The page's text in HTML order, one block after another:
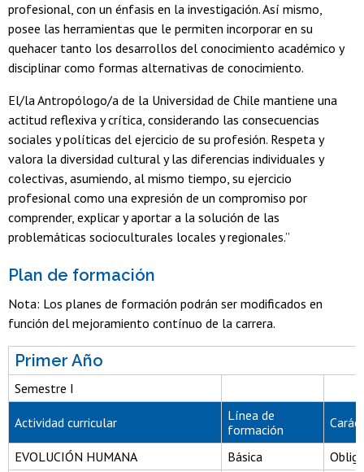
profesional, con un énfasis en la investigación. Así mismo,
posee las herramientas que le permiten incorporar en su
quehacer tanto los desarrollos del conocimiento académico y
disciplinar como formas alternativas de conocimiento.
El/la Antropólogo/a de la Universidad de Chile mantiene una
actitud reflexiva y crítica, considerando las consecuencias
sociales y políticas del ejercicio de su profesión. Respeta y
valora la diversidad cultural y las diferencias individuales y
colectivas, asumiendo, al mismo tiempo, su ejercicio
profesional como una expresión de un compromiso por
comprender, explicar y aportar a la solución de las
problemáticas socioculturales locales y regionales.”
Plan de formación
Nota: Los planes de formación podrán ser modificados en
función del mejoramiento contínuo de la carrera.
Primer Año
Semestre I
Actividad curricular
Línea de
formación
EVOLUCIÓN HUMANA Básica